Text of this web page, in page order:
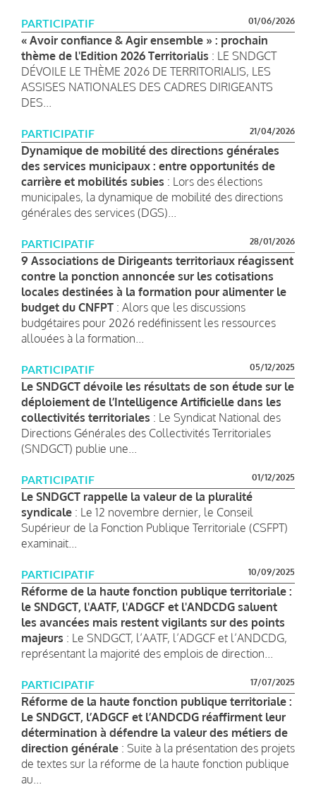
PARTICIPATIF 01/06/2026
« Avoir confiance & Agir ensemble » : prochain
thème de l'Edition 2026 Territorialis : LE SNDGCT
DÉVOILE LE THÈME 2026 DE TERRITORIALIS, LES
ASSISES NATIONALES DES CADRES DIRIGEANTS
DES...
PARTICIPATIF 21/04/2026
Dynamique de mobilité des directions générales
des services municipaux : entre opportunités de
carrière et mobilités subies : Lors des élections
municipales, la dynamique de mobilité des directions
générales des services (DGS)...
PARTICIPATIF 28/01/2026
9 Associations de Dirigeants territoriaux réagissent
contre la ponction annoncée sur les cotisations
locales destinées à la formation pour alimenter le
budget du CNFPT : Alors que les discussions
budgétaires pour 2026 redéfinissent les ressources
allouées à la formation...
PARTICIPATIF 05/12/2025
Le SNDGCT dévoile les résultats de son étude sur le
déploiement de l’Intelligence Artificielle dans les
collectivités territoriales : Le Syndicat National des
Directions Générales des Collectivités Territoriales
(SNDGCT) publie une...
PARTICIPATIF 01/12/2025
Le SNDGCT rappelle la valeur de la pluralité
syndicale : Le 12 novembre dernier, le Conseil
Supérieur de la Fonction Publique Territoriale (CSFPT)
examinait...
PARTICIPATIF 10/09/2025
Réforme de la haute fonction publique territoriale :
le SNDGCT, l'AATF, l'ADGCF et l'ANDCDG saluent
les avancées mais restent vigilants sur des points
majeurs : Le SNDGCT, l’AATF, l’ADGCF et l’ANDCDG,
représentant la majorité des emplois de direction...
PARTICIPATIF 17/07/2025
Réforme de la haute fonction publique territoriale :
Le SNDGCT, l’ADGCF et l’ANDCDG réaffirment leur
détermination à défendre la valeur des métiers de
direction générale : Suite à la présentation des projets
de textes sur la réforme de la haute fonction publique
au...